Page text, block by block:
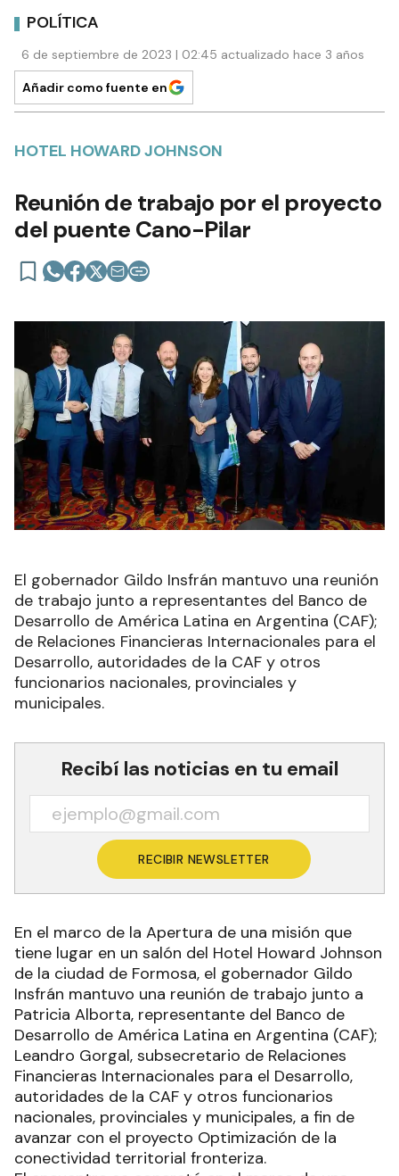
POLÍTICA
6 de septiembre de 2023 | 02:45 actualizado hace 3 años
Añadir como fuente en
HOTEL HOWARD JOHNSON
Reunión de trabajo por el proyecto
del puente Cano-Pilar
El gobernador Gildo Insfrán mantuvo una reunión
de trabajo junto a representantes del Banco de
Desarrollo de América Latina en Argentina (CAF);
de Relaciones Financieras Internacionales para el
Desarrollo, autoridades de la CAF y otros
funcionarios nacionales, provinciales y
municipales.
Recibí las noticias en tu email
RECIBIR NEWSLETTER
En el marco de la Apertura de una misión que
tiene lugar en un salón del Hotel Howard Johnson
de la ciudad de Formosa, el gobernador Gildo
Insfrán mantuvo una reunión de trabajo junto a
Patricia Alborta, representante del Banco de
Desarrollo de América Latina en Argentina (CAF);
Leandro Gorgal, subsecretario de Relaciones
Financieras Internacionales para el Desarrollo,
autoridades de la CAF y otros funcionarios
nacionales, provinciales y municipales, a fin de
avanzar con el proyecto Optimización de la
conectividad territorial fronteriza.